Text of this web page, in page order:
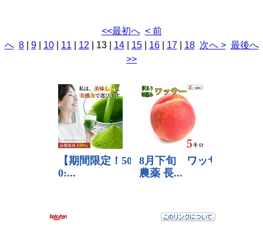
<<最初へ < 前
へ 8| 9| 10| 11 12 13| 14| 15| 16| 17 18 次へ > 最後へ
>>